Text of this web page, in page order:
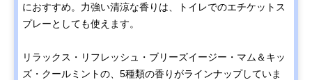
におすすめ。力強い清涼な香りは、トイレでのエチケットス
プレーとしても使えます。
リラックス・リフレッシュ・ブリーズイージー・マム＆キッ
ズ・クールミントの、5種類の香りがラインナップしていま